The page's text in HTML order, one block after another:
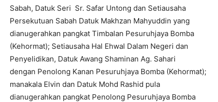
Sabah, Datuk Seri Sr. Safar Untong dan Setiausaha
Persekutuan Sabah Datuk Makhzan Mahyuddin yang
dianugerahkan pangkat Timbalan Pesuruhjaya Bomba
(Kehormat); Setiausaha Hal Ehwal Dalam Negeri dan
Penyelidikan, Datuk Awang Shaminan Ag. Sahari
dengan Penolong Kanan Pesuruhjaya Bomba (Kehormat);
manakala Elvin dan Datuk Mohd Rashid pula
dianugerahkan pangkat Penolong Pesuruhjaya Bomba